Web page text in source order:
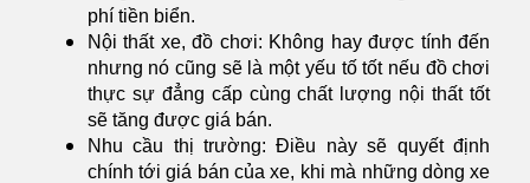
phí tiền biển.
Nội thất xe, đồ chơi: Không hay được tính đến
nhưng nó cũng sẽ là một yếu tố tốt nếu đồ chơi
thực sự đẳng cấp cùng chất lượng nội thất tốt
sẽ tăng được giá bán.
Nhu cầu thị trường: Điều này sẽ quyết định
chính tới giá bán của xe, khi mà những dòng xe